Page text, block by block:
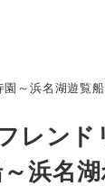
～浜名湖遊覧
レンド
浜名